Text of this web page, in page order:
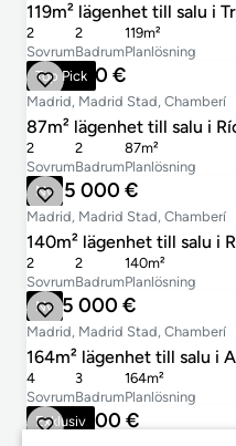
119m² lägenhet till salu i
Sovrum
2
Badrum
2
Planlösning
119m²
Top Pick
990 000 €
Madrid, Madrid Stad, Chamberí
87m² lägenhet till salu i
Sovrum
2
Badrum
2
Planlösning
87m²
Ny
1 665 000 €
Madrid, Madrid Stad, Chamberí
140m² lägenhet till salu i
Sovrum
2
Badrum
2
Planlösning
140m²
Ny
1 375 000 €
Madrid, Madrid Stad, Chamberí
164m² lägenhet till salu i
Sovrum
4
Badrum
3
Planlösning
164m²
Exklusiv
1 490 000 €